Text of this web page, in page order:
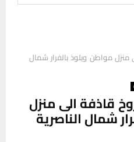
مواطن ويلوذ بالفرار شمال
قاذفة الى منزل
شمال الناصرية